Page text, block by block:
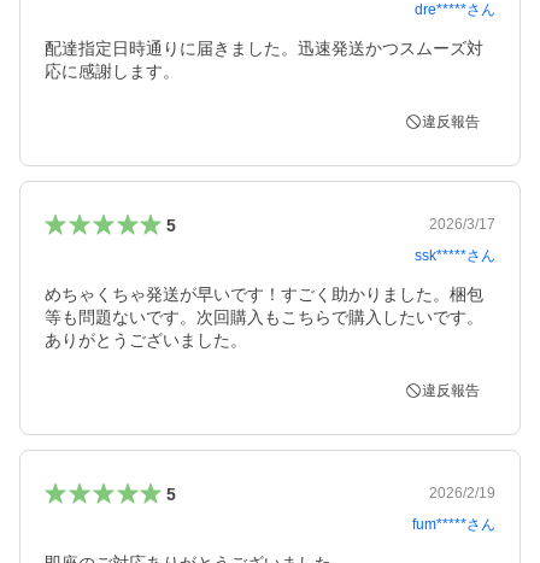
dre*****さん
配達指定日時通りに届きました。迅速発送かつスムーズ対
応に感謝します。
違反報告
5
2026/3/17
ssk*****さん
めちゃくちゃ発送が早いです！すごく助かりました。梱包
等も問題ないです。次回購入もこちらで購入したいです。
ありがとうございました。
違反報告
5
2026/2/19
fum*****さん